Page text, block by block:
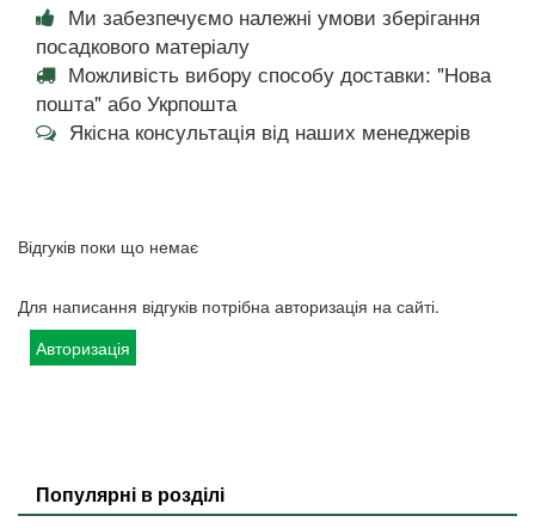
Ми забезпечуємо належні умови зберігання
посадкового матеріалу
Можливість вибору способу доставки: "Нова
пошта" або Укрпошта
Якісна консультація від наших менеджерів
Відгуків поки що немає
Для написання відгуків потрібна авторизація на сайті.
Авторизація
Популярні в розділі